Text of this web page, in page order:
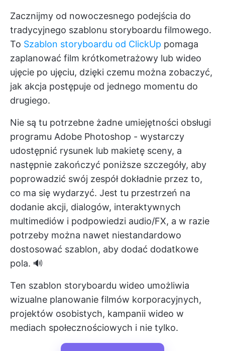
Zacznijmy od nowoczesnego podejścia do
tradycyjnego szablonu storyboardu filmowego.
To Szablon storyboardu od ClickUp pomaga
zaplanować film krótkometrażowy lub wideo
ujęcie po ujęciu, dzięki czemu można zobaczyć,
jak akcja postępuje od jednego momentu do
drugiego.
Nie są tu potrzebne żadne umiejętności obsługi
programu Adobe Photoshop - wystarczy
udostępnić rysunek lub makietę sceny, a
następnie zakończyć poniższe szczegóły, aby
poprowadzić swój zespół dokładnie przez to,
co ma się wydarzyć. Jest tu przestrzeń na
dodanie akcji, dialogów, interaktywnych
multimediów i podpowiedzi audio/FX, a w razie
potrzeby można nawet niestandardowo
dostosować szablon, aby dodać dodatkowe
pola. 🔊
Ten szablon storyboardu wideo umożliwia
wizualne planowanie filmów korporacyjnych,
projektów osobistych, kampanii wideo w
mediach społecznościowych i nie tylko.